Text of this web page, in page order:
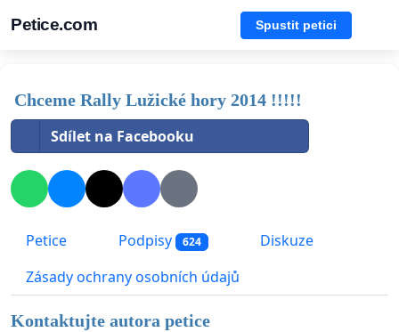
Petice.com Spustit petici
Chceme Rally Lužické hory 2014 !!!!!
Sdílet na Facebooku
Petice Podpisy 624
Diskuze
Zásady ochrany osobních údajů
Kontaktujte autora petice